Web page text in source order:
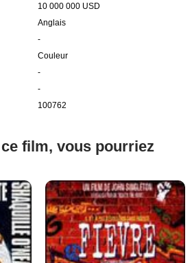
10 000 000 USD
Anglais
-
Couleur
-
-
100762
film, vous pourriez